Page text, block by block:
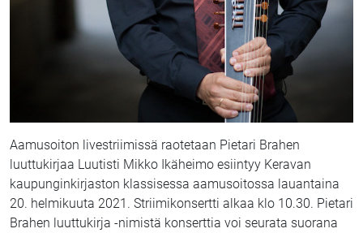
Aamusoiton livestriimissä raotetaan Pietari Brahen
luuttukirjaa Luutisti Mikko Ikäheimo esiintyy Keravan
kaupunginkirjaston klassisessa aamusoitossa lauantaina
20. helmikuuta 2021. Striimikonsertti alkaa klo 10.30. Pietari
Brahen luuttukirja -nimistä konserttia voi seurata suorana